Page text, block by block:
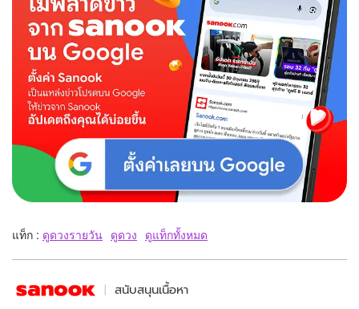
แท็ก : ดูดวงรายวัน ดูดวง ดูแท็กทั้งหมด
สนับสนุนเนื้อหา